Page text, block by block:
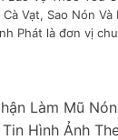
Vạt, Sao Nón
Phát là đơn vị
Làm Mũ
Hình Ảnh